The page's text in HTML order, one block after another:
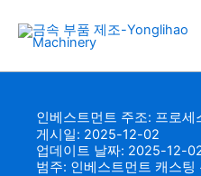
로
인베스트먼트 주조: 프로
게시일: 2025-12-02
업데이트 날짜: 2025-12-
범주: 인베스트먼트 캐스팅